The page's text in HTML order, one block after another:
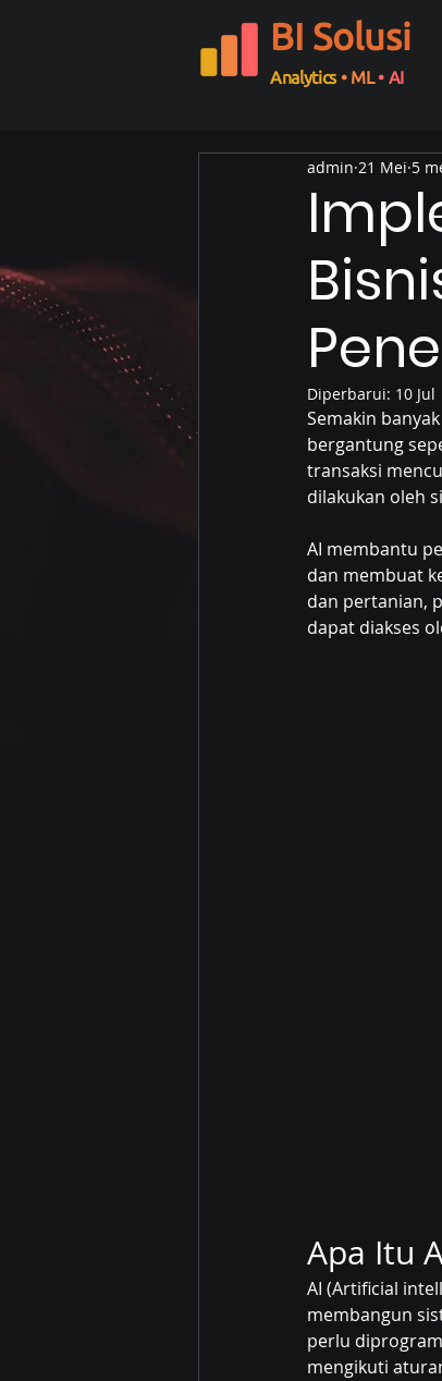
BI Solusi
Analytics • ML• AI
admin 21 Mei 5
Diperbarui: 10 Jul
Semakin
bergantung
transaksi
dilakukan oleh
AI membantu
dan membuat
dan pertanian,
dapat diakses
Apa Itu
AI (Artificial
membangun
perlu
mengikuti